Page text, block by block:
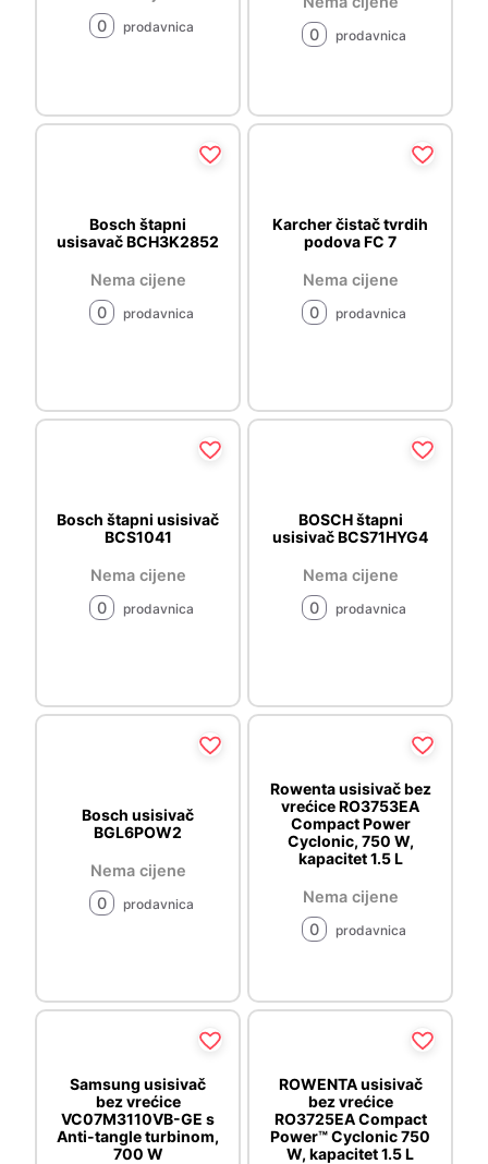
0
prodavnica
0
prodavnica
Bosch štapni
usisavač BCH3K2852
Nema cijene
0
prodavnica
Karcher čistač tvrdih
podova FC 7
Nema cijene
0
prodavnica
Bosch štapni usisivač
BCS1041
Nema cijene
0
prodavnica
BOSCH štapni
usisivač BCS71HYG4
Nema cijene
0
prodavnica
Bosch usisivač
BGL6POW2
Nema cijene
0
prodavnica
Rowenta usisivač bez
vrećice RO3753EA
Compact Power
Cyclonic, 750 W,
kapacitet 1.5 L
Nema cijene
0
prodavnica
Samsung usisivač
bez vrećice
VC07M3110VB-GE s
Anti-tangle turbinom,
700 W
ROWENTA usisivač
bez vrećice
RO3725EA Compact
Power™ Cyclonic 750
W, kapacitet 1.5 L